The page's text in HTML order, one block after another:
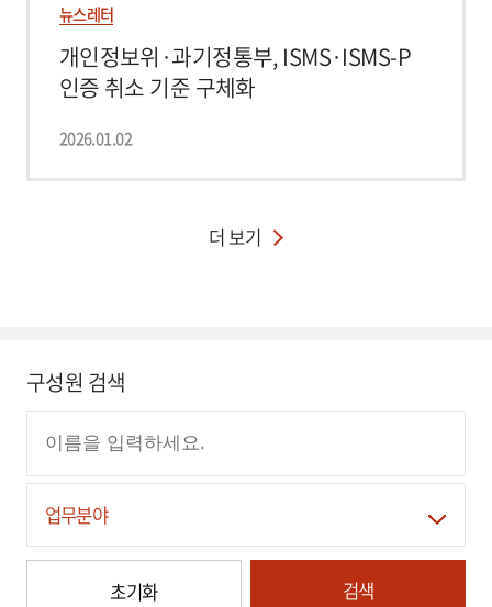
뉴스레터
개인정보위·과기정통부, ISMS·ISMS-P
인증 취소 기준 구체화
2026.01.02
더 보기
구성원 검색
업무분야
초기화 검색